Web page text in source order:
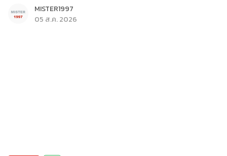
MISTER1997
05 ส.ค. 2026